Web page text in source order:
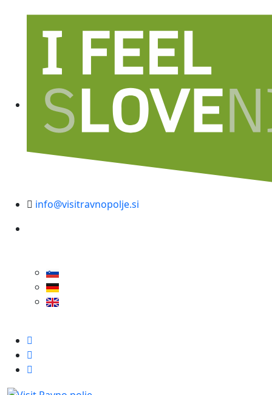
info@visitravnopolje.si